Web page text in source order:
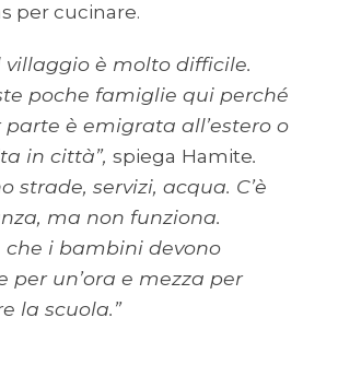
per cucinare.
villaggio è molto difficile.
poche famiglie qui perché
è emigrata all’estero o
in città”, spiega Hamite.
strade, servizi, acqua. C’è
ma non funziona.
i bambini devono
per un’ora e mezza per
la scuola.”